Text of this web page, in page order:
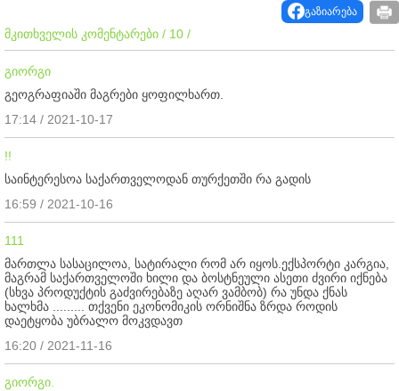
გაზიარება
მკითხველის კომენტარები / 10 /
გიორგი
გეოგრაფიაში მაგრები ყოფილხართ.
17:14 / 2021-10-17
!!
საინტერესოა საქართველოდან თურქეთში რა გადის
16:59 / 2021-10-16
111
მართლა სასაცილოა, სატირალი რომ არ იყოს.ექსპორტი კარგია,
მაგრამ საქართველოში ხილი და ბოსტნეული ასეთი ძვირი იქნება
(სხვა პროდუქტის გაძვირებაზე აღარ ვამბობ) რა უნდა ქნას
ხალხმა ......... თქვენი ეკონომიკის ორნიშნა ზრდა როდის
დაეტყობა უბრალო მოკვდავთ
16:20 / 2021-11-16
გიორგი.